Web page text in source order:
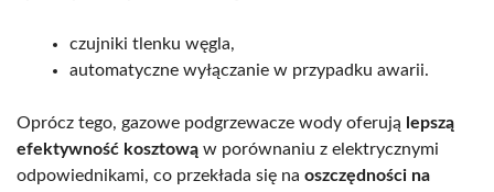
czujniki tlenku węgla,
automatyczne wyłączanie w przypadku awarii.
Oprócz tego, gazowe podgrzewacze wody oferują lepszą
efektywność kosztową w porównaniu z elektrycznymi
odpowiednikami, co przekłada się na oszczędności na